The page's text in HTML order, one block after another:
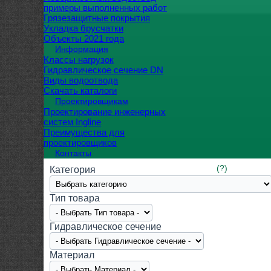
примеры выполненных работ
Грязезащитные покрытия
Укладка брусчатки
Объекты 2021 года
Информация
Классы нагрузок
Гидравлическое сечение DN
Виды водоотвода
Скачать каталоги
Проектировщикам
Проектирование инженерных
систем Ingline
Преимущества для
проектировщиков
Контакты
(?)
Категория
Тип товара
Гидравлическое сечение
Материал